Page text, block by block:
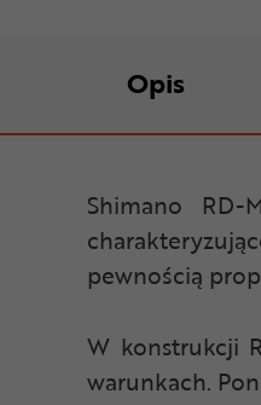
Opis
Shimano
pewnością
W konstrukcji
warunkach.